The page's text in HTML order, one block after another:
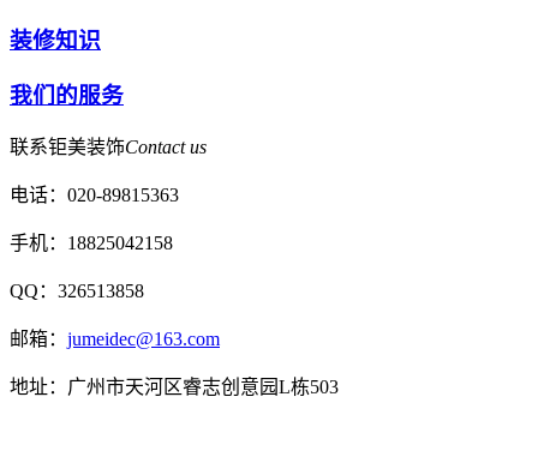
装修知识
我们的服务
联系钜美装饰Contact us
电话：020-89815363
手机：18825042158
QQ：326513858
邮箱： jumeidec@163.com
地址：广州市天河区睿志创意园L栋503